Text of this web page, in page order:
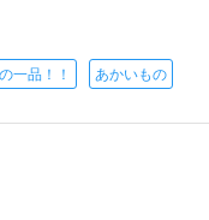
一品！！ あかいもの